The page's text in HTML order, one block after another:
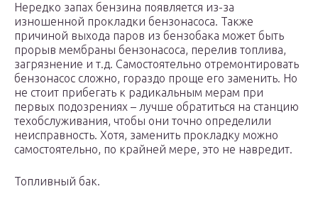
Нередко запах бензина появляется из-за
изношенной прокладки бензонасоса. Также
причиной выхода паров из бензобака может быть
прорыв мембраны бензонасоса, перелив топлива,
загрязнение и т.д. Самостоятельно отремонтировать
бензонасос сложно, гораздо проще его заменить. Но
не стоит прибегать к радикальным мерам при
первых подозрениях – лучше обратиться на станцию
техобслуживания, чтобы они точно определили
неисправность. Хотя, заменить прокладку можно
самостоятельно, по крайней мере, это не навредит.
Топливный бак.